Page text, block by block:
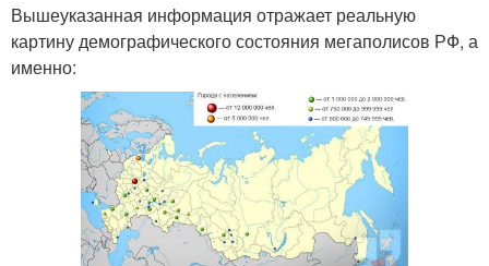
Вышеуказанная информация отражает реальную
картину демографического состояния мегаполисов РФ, а
именно: